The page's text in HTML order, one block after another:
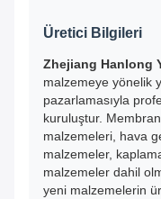
Üretici Bilgileri
Zhejiang Hanlong
malzemeye yönelik
pazarlamasıyla
kuruluştur.
malzemeleri, hava
malzemeler,
malzemeler dahil
yeni malzemelerin